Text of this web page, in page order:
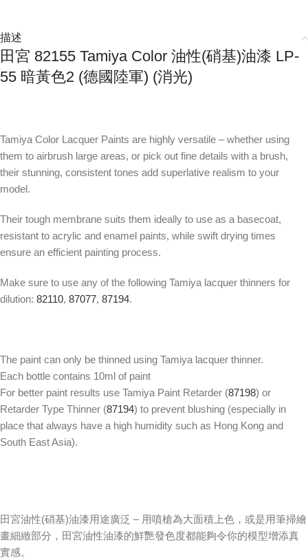
描述
田宮 82155 Tamiya Color 油性(硝基)油漆 LP-
55 暗黃色2 (德國陸軍) (消光)
Tamiya Color Lacquer Paints are highly versatile – whether using
them to airbrush large areas, or pick out fine details with a brush,
their stunning, consistent tones add superlative realism to your
model.
Their tough membrane suits them ideally to use as a basecoat,
resistant to acrylic and enamel paints, while swift drying times
ensure an efficient painting process.
Make sure to use any of the following Tamiya lacquer thinners for
dilution: 82110, 87077, 87194.
The paint can only be thinned using Tamiya lacquer thinner.
Each bottle contains 10ml of paint
For better paint results use Tamiya Paint Retarder (87198) or
Retarder Type Thinner (87194) to prevent blushing (especially in
place that always have a high humidity such as Hong Kong and
South East Asia).
田宮油性(硝基)油漆用途廣泛 – 用噴槍為大面積上色，或是用筆掃繪
畫細緻部分，田宮油性油漆的鮮艷發色度都能夠令你的模型增添真
實感。